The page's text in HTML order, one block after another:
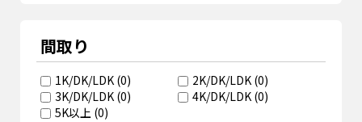
間取り
1K/DK/LDK (0) 2K/DK/LDK (0)
3K/DK/LDK (0) 4K/DK/LDK (0)
5K以上 (0)